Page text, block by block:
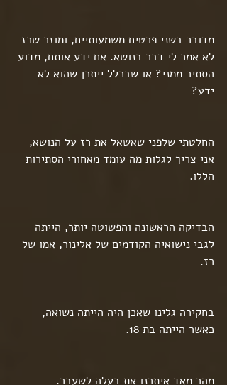
מדובר בשני פרטים משמעותיים, ומוזר שרז
לא אמר לי דבר בנושא. אם ידע אותם, מדוע
הסתיר ממני? או שבכלל ייתכן שהוא לא
ידע?
החלטתי שלפני שאשאל את רז על הנושא,
אני צריך לגלות מה עומד מאחורי הסתירות
הללו.
הבדיקה הראשונה והפשוטה יותר, הייתה
לגבי נישואיה הקודמים של אלינור, אמו של
רז.
בחקירה גלינו שאכן היה הייתה נשואה,
כאשר הייתה בת 18.
מהר מאד איתרנו את בעלה לשעבר.